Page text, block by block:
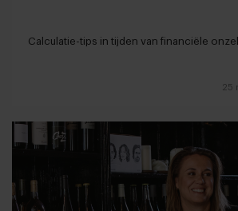
Calculatie-tips in tijden van financiële
25